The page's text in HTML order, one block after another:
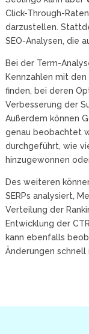
Click-Through-
darzustellen.
SEO-Analysen, die
Bei der Term-
Kennzahlen mit
finden, bei deren
Verbesserung der
Außerdem können
genau beobachtet
durchgeführt, wie
hinzugewonnen
Des weiteren
SERPs analysiert,
Verteilung der
Entwicklung der
kann ebenfalls
Änderungen schnell